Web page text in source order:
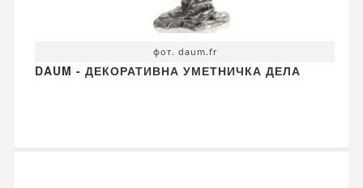
фот. daum.fr
DAUM - ДЕКОРАТИВНА УМЕТНИЧКА ДЕЛА